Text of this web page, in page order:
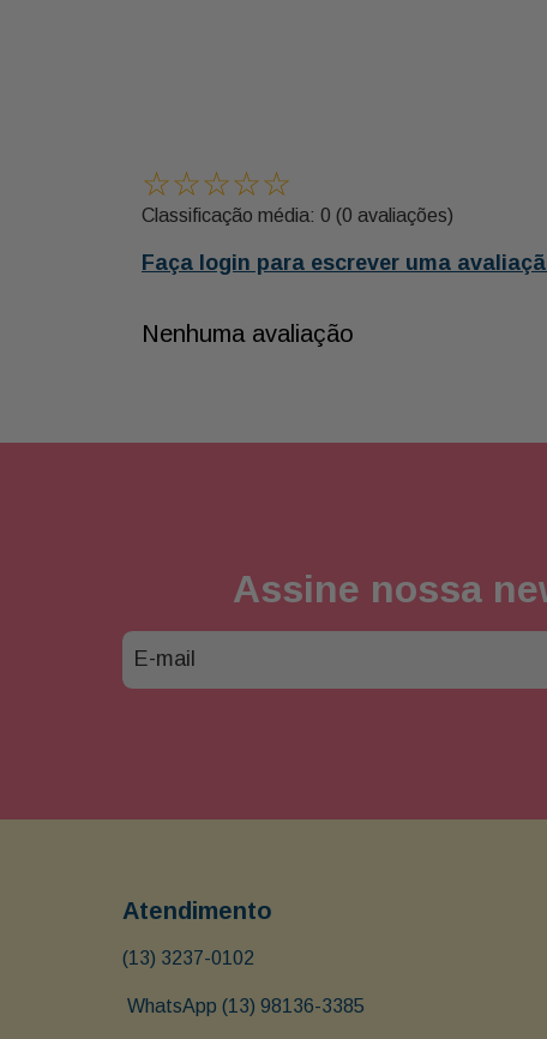
☆☆☆☆☆
Classificação média: 0 (0 avaliações)
Faça login para escrever uma
Nenhuma avaliação
Assine nossa
Atendimento
(13) 3237-0102
WhatsApp (13) 98136-3385